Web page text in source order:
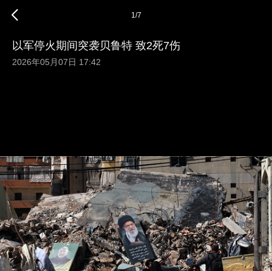
1/7
以军停火期间突袭贝鲁特 致2死7伤
2026年05月07日 17:42